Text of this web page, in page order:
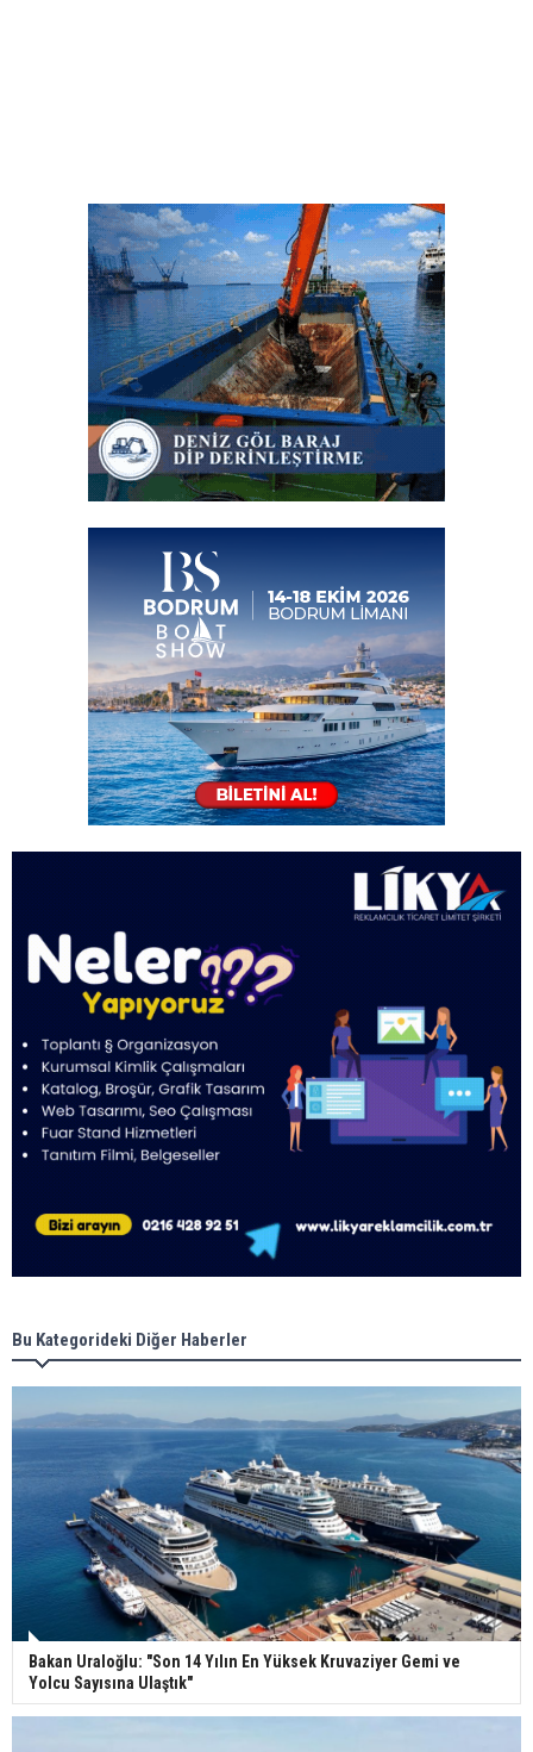
Bu Kategorideki Diğer Haberler
Bakan Uraloğlu: "Son 14 Yılın En Yüksek Kruvaziyer Gemi ve
Yolcu Sayısına Ulaştık"